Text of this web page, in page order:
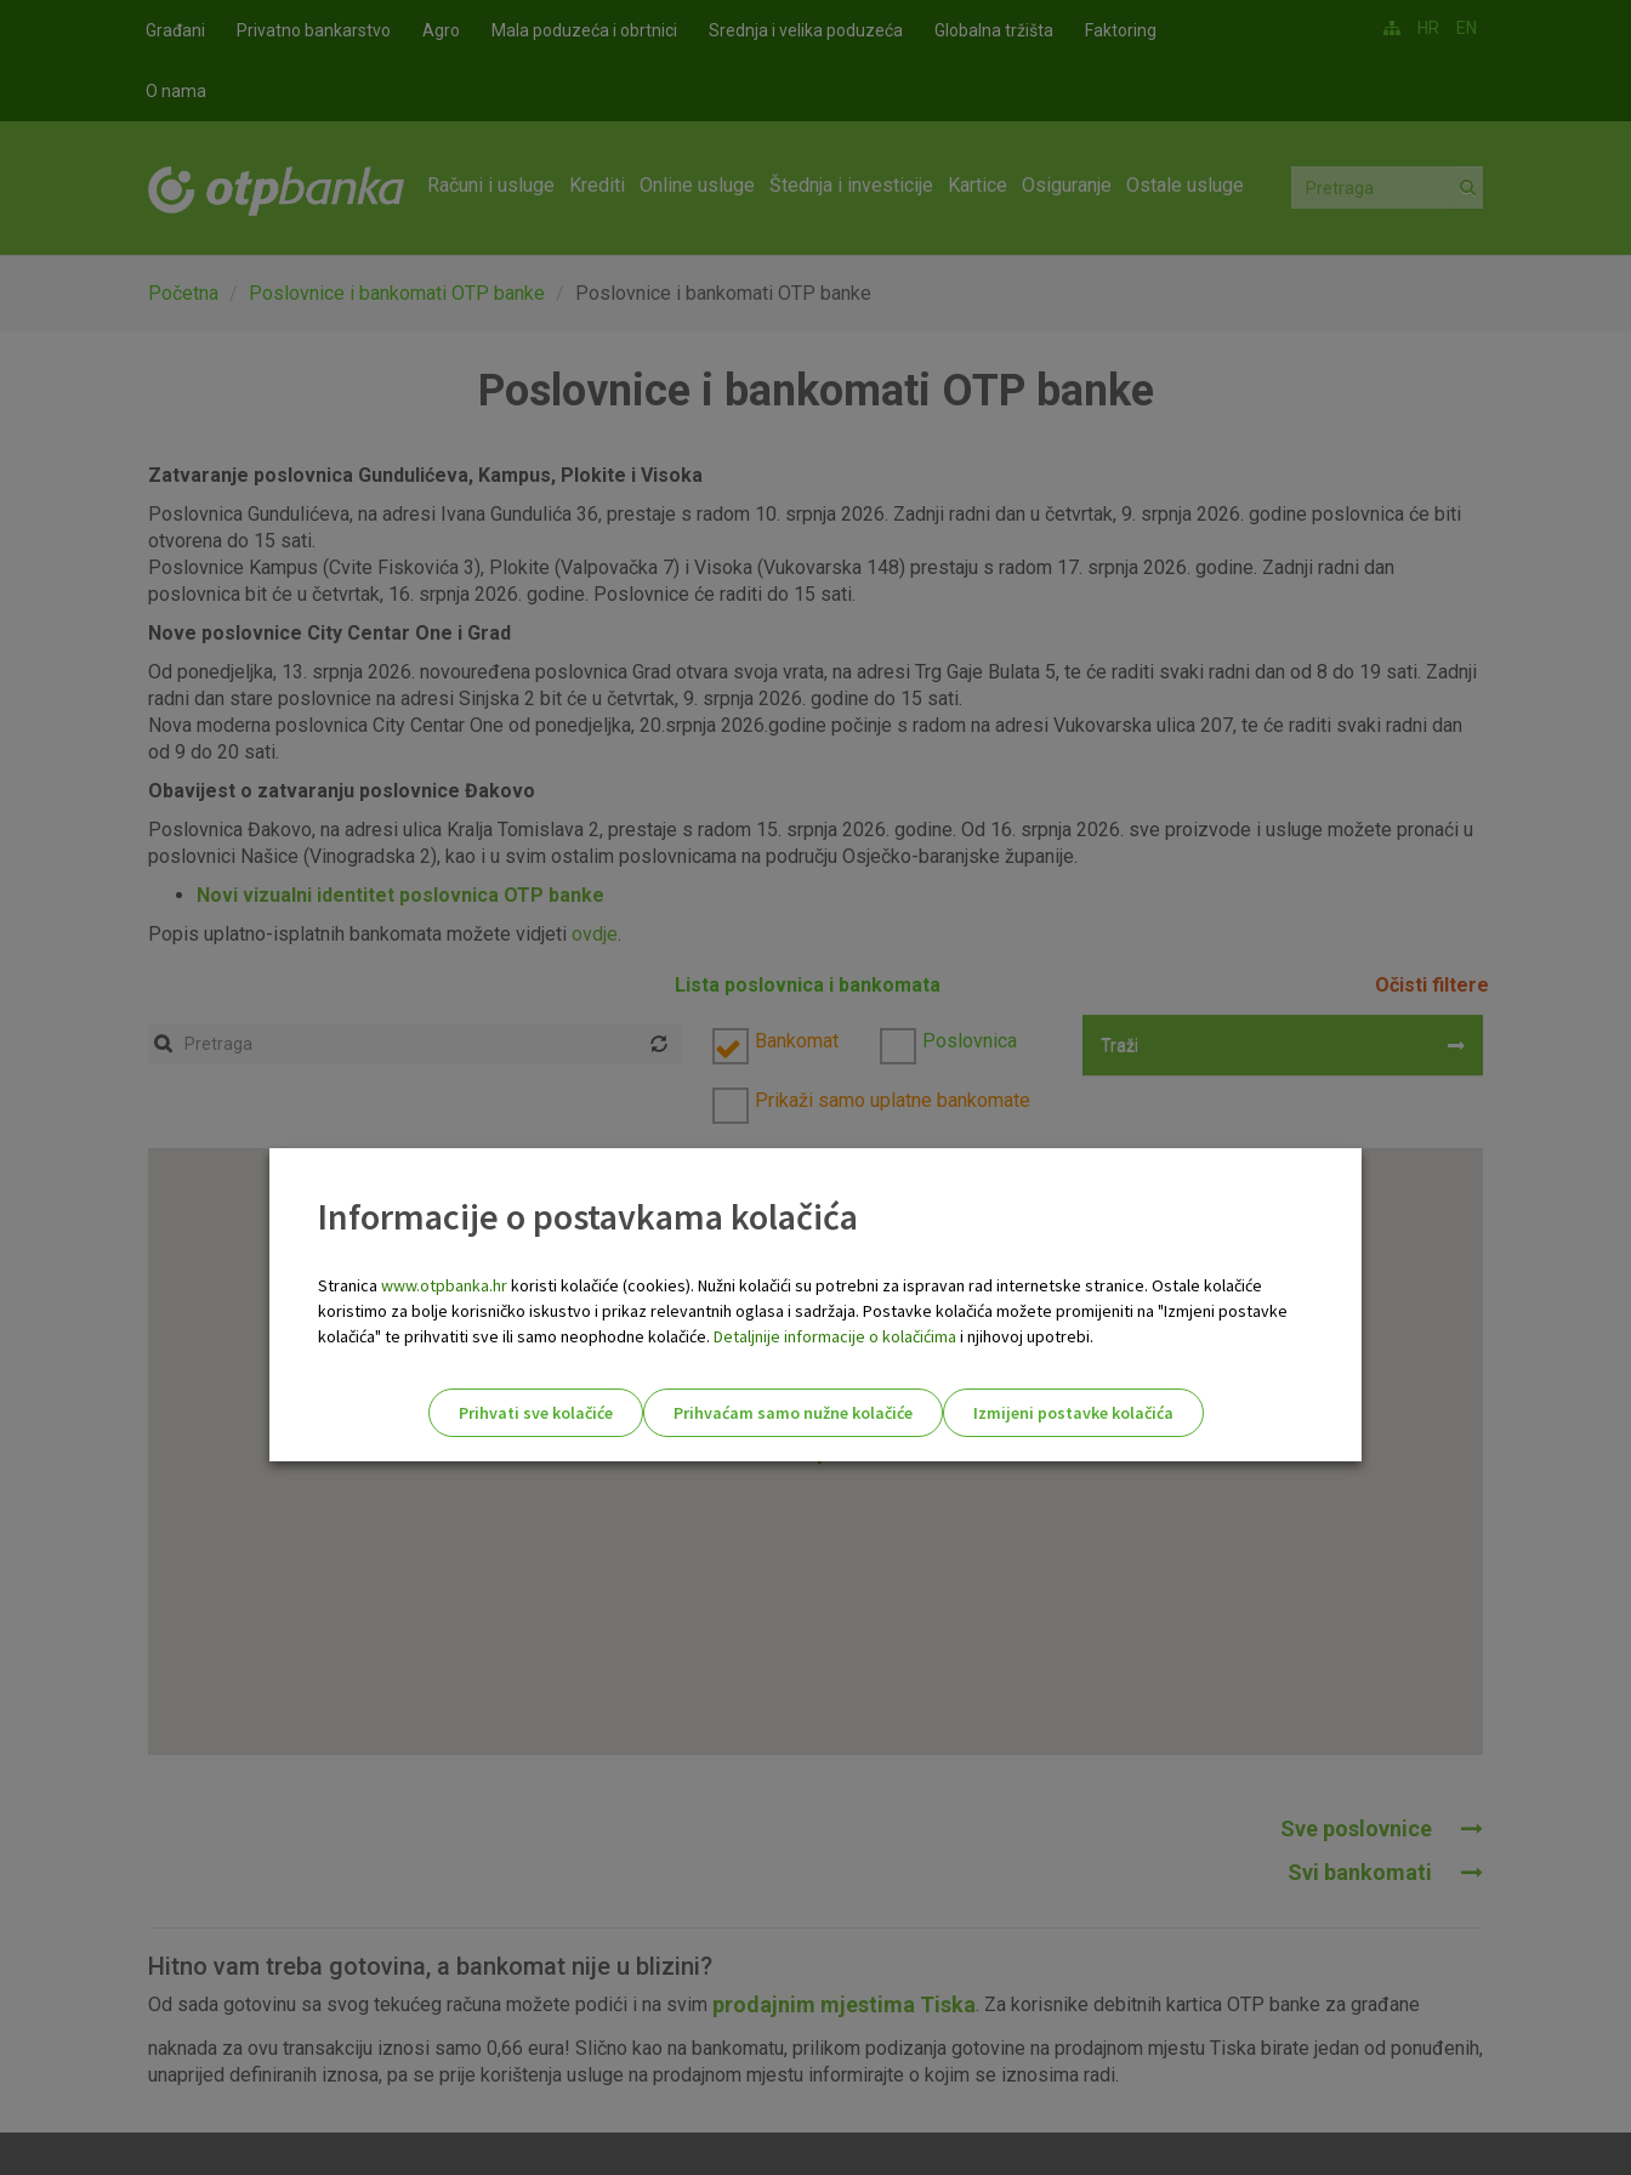
Građani Privatno bankarstvo Agro Mala poduzeća i obrtnici Srednja i velika poduzeća Globalna tržišta Faktoring
O nama
HR EN
Računi i usluge Krediti Online usluge Štednja i investicije Kartice Osiguranje Ostale usluge
Početna Poslovnice i bankomati OTP banke Poslovnice i bankomati OTP banke
Poslovnice i bankomati OTP banke
Zatvaranje poslovnica Gundulićeva, Kampus, Plokite i Visoka
Poslovnica Gundulićeva, na adresi Ivana Gundulića 36, prestaje s radom 10. srpnja 2026. Zadnji radni dan u četvrtak, 9. srpnja 2026. godine poslovnica će biti
otvorena do 15 sati.
Poslovnice Kampus (Cvite Fiskovića 3), Plokite (Valpovačka 7) i Visoka (Vukovarska 148) prestaju s radom 17. srpnja 2026. godine. Zadnji radni dan
poslovnica bit će u četvrtak, 16. srpnja 2026. godine. Poslovnice će raditi do 15 sati.
Nove poslovnice City Centar One i Grad
Od ponedjeljka, 13. srpnja 2026. novouređena poslovnica Grad otvara svoja vrata, na adresi Trg Gaje Bulata 5, te će raditi svaki radni dan od 8 do 19 sati. Zadnji
radni dan stare poslovnice na adresi Sinjska 2 bit će u četvrtak, 9. srpnja 2026. godine do 15 sati.
Nova moderna poslovnica City Centar One od ponedjeljka, 20.srpnja 2026.godine počinje s radom na adresi Vukovarska ulica 207, te će raditi svaki radni dan
od 9 do 20 sati.
Obavijest o zatvaranju poslovnice Đakovo
Poslovnica Đakovo, na adresi ulica Kralja Tomislava 2, prestaje s radom 15. srpnja 2026. godine. Od 16. srpnja 2026. sve proizvode i usluge možete pronaći u
poslovnici Našice (Vinogradska 2), kao i u svim ostalim poslovnicama na području Osječko-baranjske županije.
Novi vizualni identitet poslovnica OTP banke
Popis uplatno-isplatnih bankomata možete vidjeti ovdje.
Lista poslovnica i bankomata Očisti filtere
Bankomat Poslovnica Traži
Prikaži samo uplatne bankomate
Sve poslovnice
Svi bankomati
Hitno vam treba gotovina, a bankomat nije u blizini?
Od sada gotovinu sa svog tekućeg računa možete podići i na svim prodajnim mjestima Tiska. Za korisnike debitnih kartica OTP banke za građane
naknada za ovu transakciju iznosi samo 0,66 eura! Slično kao na bankomatu, prilikom podizanja gotovine na prodajnom mjestu Tiska birate jedan od ponuđenih,
unaprijed definiranih iznosa, pa se prije korištenja usluge na prodajnom mjestu informirajte o kojim se iznosima radi.
Informacije o postavkama kolačića
Stranica www.otpbanka.hrkoristi kolačiće (cookies). Nužni kolačići su potrebni za ispravan rad internetske stranice. Ostale kolačiće
koristimo za bolje korisničko iskustvo i prikaz relevantnih oglasa i sadržaja. Postavke kolačića možete promijeniti na "Izmjeni postavke
kolačića" te prihvatiti sve ili samo neophodne kolačiće. Detaljnije informacije o kolačićima i njihovoj upotrebi.
Prihvati sve kolačiće Prihvaćam samo nužne kolačiće
Izmijeni postavke kolačića
Marketinški